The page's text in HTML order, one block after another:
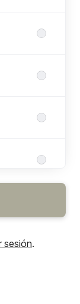
sesión.